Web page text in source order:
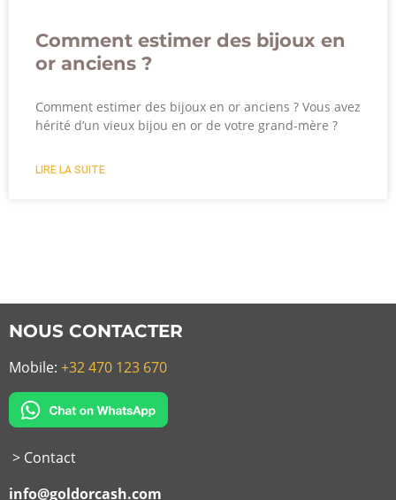
Comment estimer des bijoux en
or anciens ?
Comment estimer des bijoux en or anciens ? Vous avez
hérité d’un vieux bijou en or de votre grand-mère ?
LIRE LA SUITE
NOUS CONTACTER
Mobile: +32 470 123 670
> Contact
info@goldorcash.com